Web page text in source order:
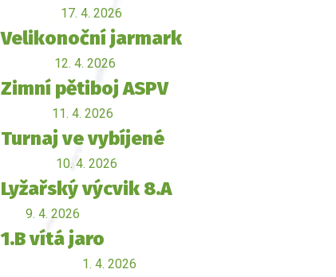
17. 4. 2026
Velikonoční jarmark
12. 4. 2026
Zimní pětiboj ASPV
11. 4. 2026
Turnaj ve vybíjené
10. 4. 2026
Lyžařský výcvik 8.A
9. 4. 2026
1.B vítá jaro
1. 4. 2026